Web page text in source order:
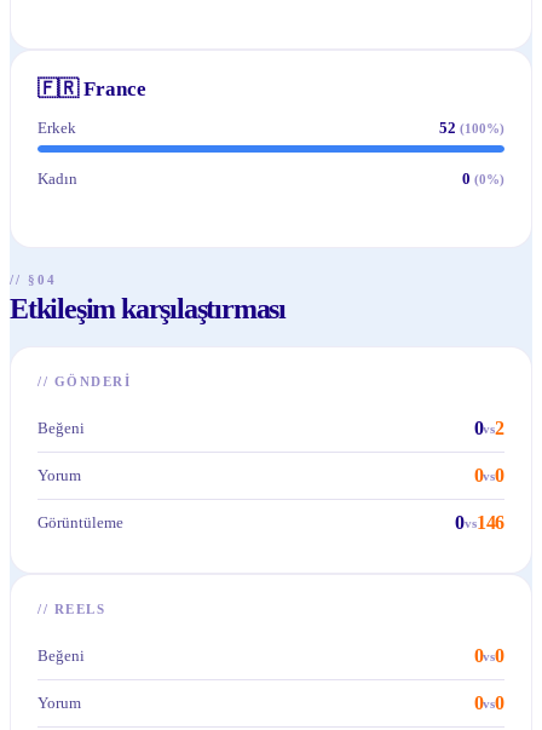
🇫🇷 France
Erkek 52 (100%)
Kadın 0 (0%)
// §04
Etkileşim karşılaştırması
// GÖNDERI
Beğeni 0vs2
Yorum 0vs0
Görüntüleme 0vs146
// REELS
Beğeni 0vs0
Yorum 0vs0